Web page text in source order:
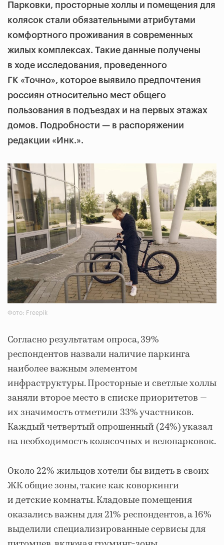
Парковки, просторные холлы и помещения для
колясок стали обязательными атрибутами
комфортного проживания в современных
жилых комплексах. Такие данные получены
в ходе исследования, проведенного
ГК «Точно», которое выявило предпочтения
россиян относительно мест общего
пользования в подъездах и на первых этажах
домов. Подробности — в распоряжении
редакции «Инк.».
Фото: Freepik
Согласно результатам опроса, 39%
респондентов назвали наличие паркинга
наиболее важным элементом
инфраструктуры. Просторные и светлые холлы
заняли второе место в списке приоритетов —
их значимость отметили 33% участников.
Каждый четвертый опрошенный (24%) указал
на необходимость колясочных и велопарковок.
Около 22% жильцов хотели бы видеть в своих
ЖК общие зоны, такие как коворкинги
и детские комнаты. Кладовые помещения
оказались важны для 21% респондентов, а 16%
выделили специализированные сервисы для